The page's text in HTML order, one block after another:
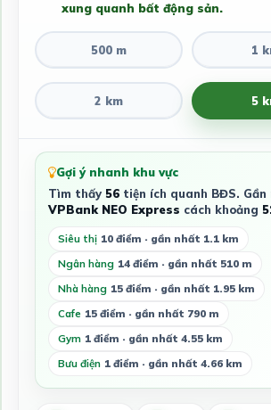
xung quanh bất động sản.
500 m 1
2 km 5
Gợi ý nhanh khu vực
Tìm thấy 56tiện ích quanh BĐS. Gần
VPBank NEO Express cách khoảng
Siêu thị 10 điểm · gần nhất 1.1 km
Ngân hàng 14 điểm · gần nhất 510 m
Nhà hàng 15 điểm · gần nhất 1.95 km
Cafe 15 điểm · gần nhất 790 m
Gym 1 điểm · gần nhất 4.55 km
Bưu điện 1 điểm · gần nhất 4.66 km